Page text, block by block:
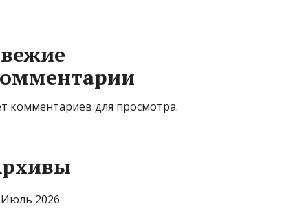
комментариев для просмотра.
Июль 2026